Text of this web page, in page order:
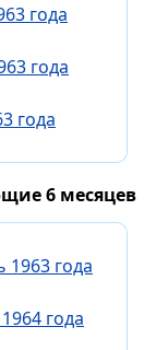
года
года
года
6 месяцев
1963 года
года